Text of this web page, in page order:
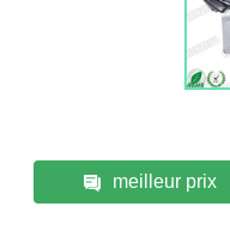
meilleur prix